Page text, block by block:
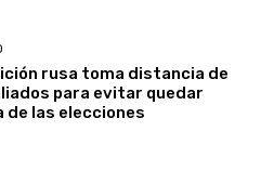
rusa toma distancia de
para evitar quedar
de las elecciones